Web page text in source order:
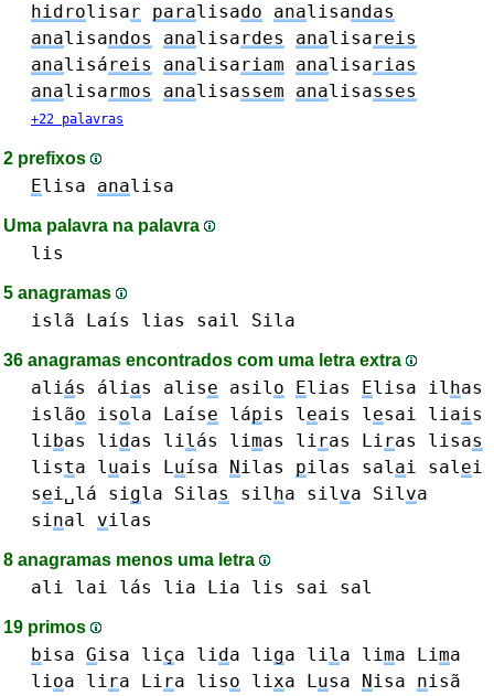
hidrolisar paralisado analisandas
analisandos analisardes analisareis
analisáreis analisariam analisarias
analisarmos analisassem analisasses
+22 palavras
2 prefixos
Elisa analisa
Uma palavra na palavra
lis
5 anagramas
islã Laís lias sail Sila
36 anagramas encontrados com uma letra extra
aliás álias alise asilo Elias Elisa ilhas
islão isola Laíse lápis leais lesai liais
libas lidas lilás limas liras Liras lisas
lista luais Luísa Nilas pilas salai salei
sei␣lá sigla Silas silha silva Silva
sinal vilas
8 anagramas menos uma letra
ali lai lás lia Lia lis sai sal
19 primos
bisa Gisa liça lida liga lila lima Lima
lioa lira Lira liso lixa Lusa Nisa nisã